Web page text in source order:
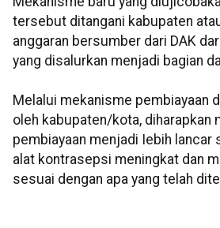
tersebut ditangani kabupaten
anggaran bersumber dari DAK
yang disalurkan menjadi bagian
Melalui mekanisme pembiayaan
oleh kabupaten/kota, diharapkan
pembiayaan menjadi Iebih lancar
alat kontrasepsi meningkat dan
sesuai dengan apa yang telah